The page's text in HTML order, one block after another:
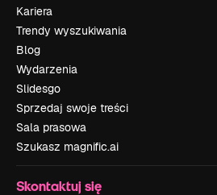
Kariera
Trendy wyszukiwania
Blog
Wydarzenia
Slidesgo
Sprzedaj swoje treści
Sala prasowa
Szukasz magnific.ai
Skontaktuj się